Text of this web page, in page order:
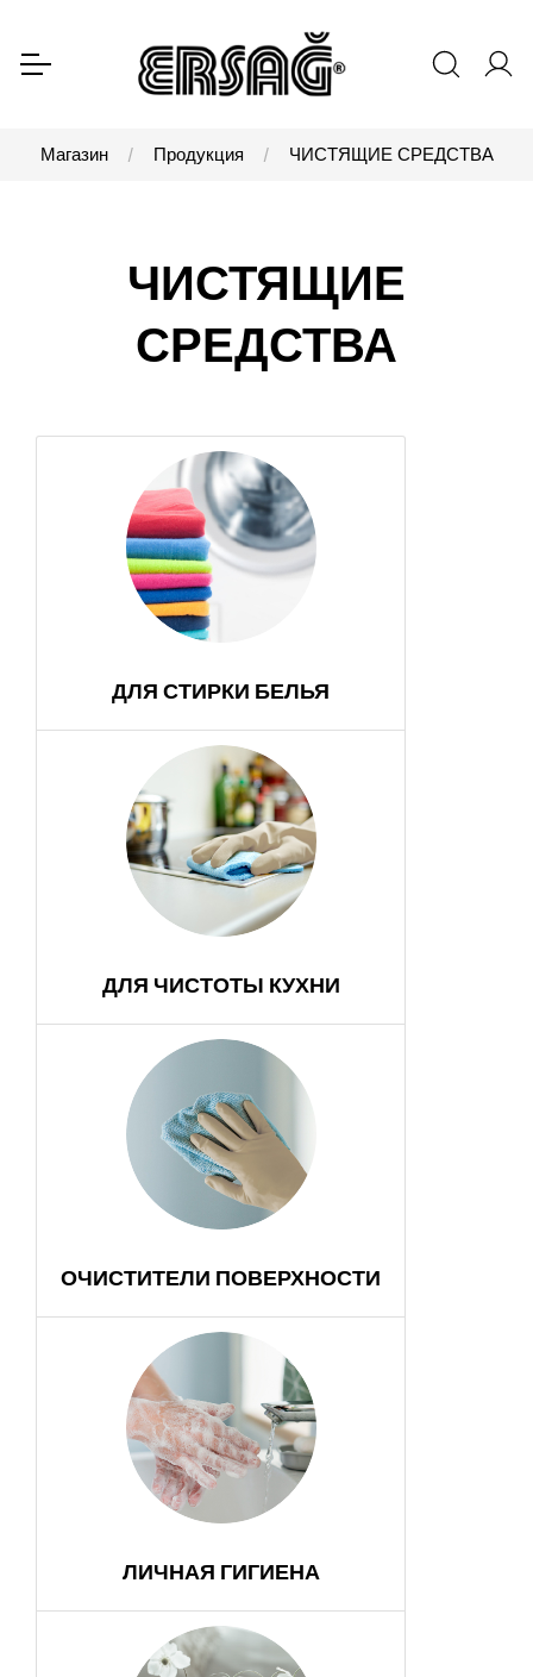
Магазин Продукция ЧИСТЯЩИЕ СРЕДСТВА
ЧИСТЯЩИЕ
СРЕДСТВА
ДЛЯ СТИРКИ БЕЛЬЯ
ДЛЯ ЧИСТОТЫ КУХНИ
ОЧИСТИТЕЛИ ПОВЕРХНОСТИ
ЛИЧНАЯ ГИГИЕНА